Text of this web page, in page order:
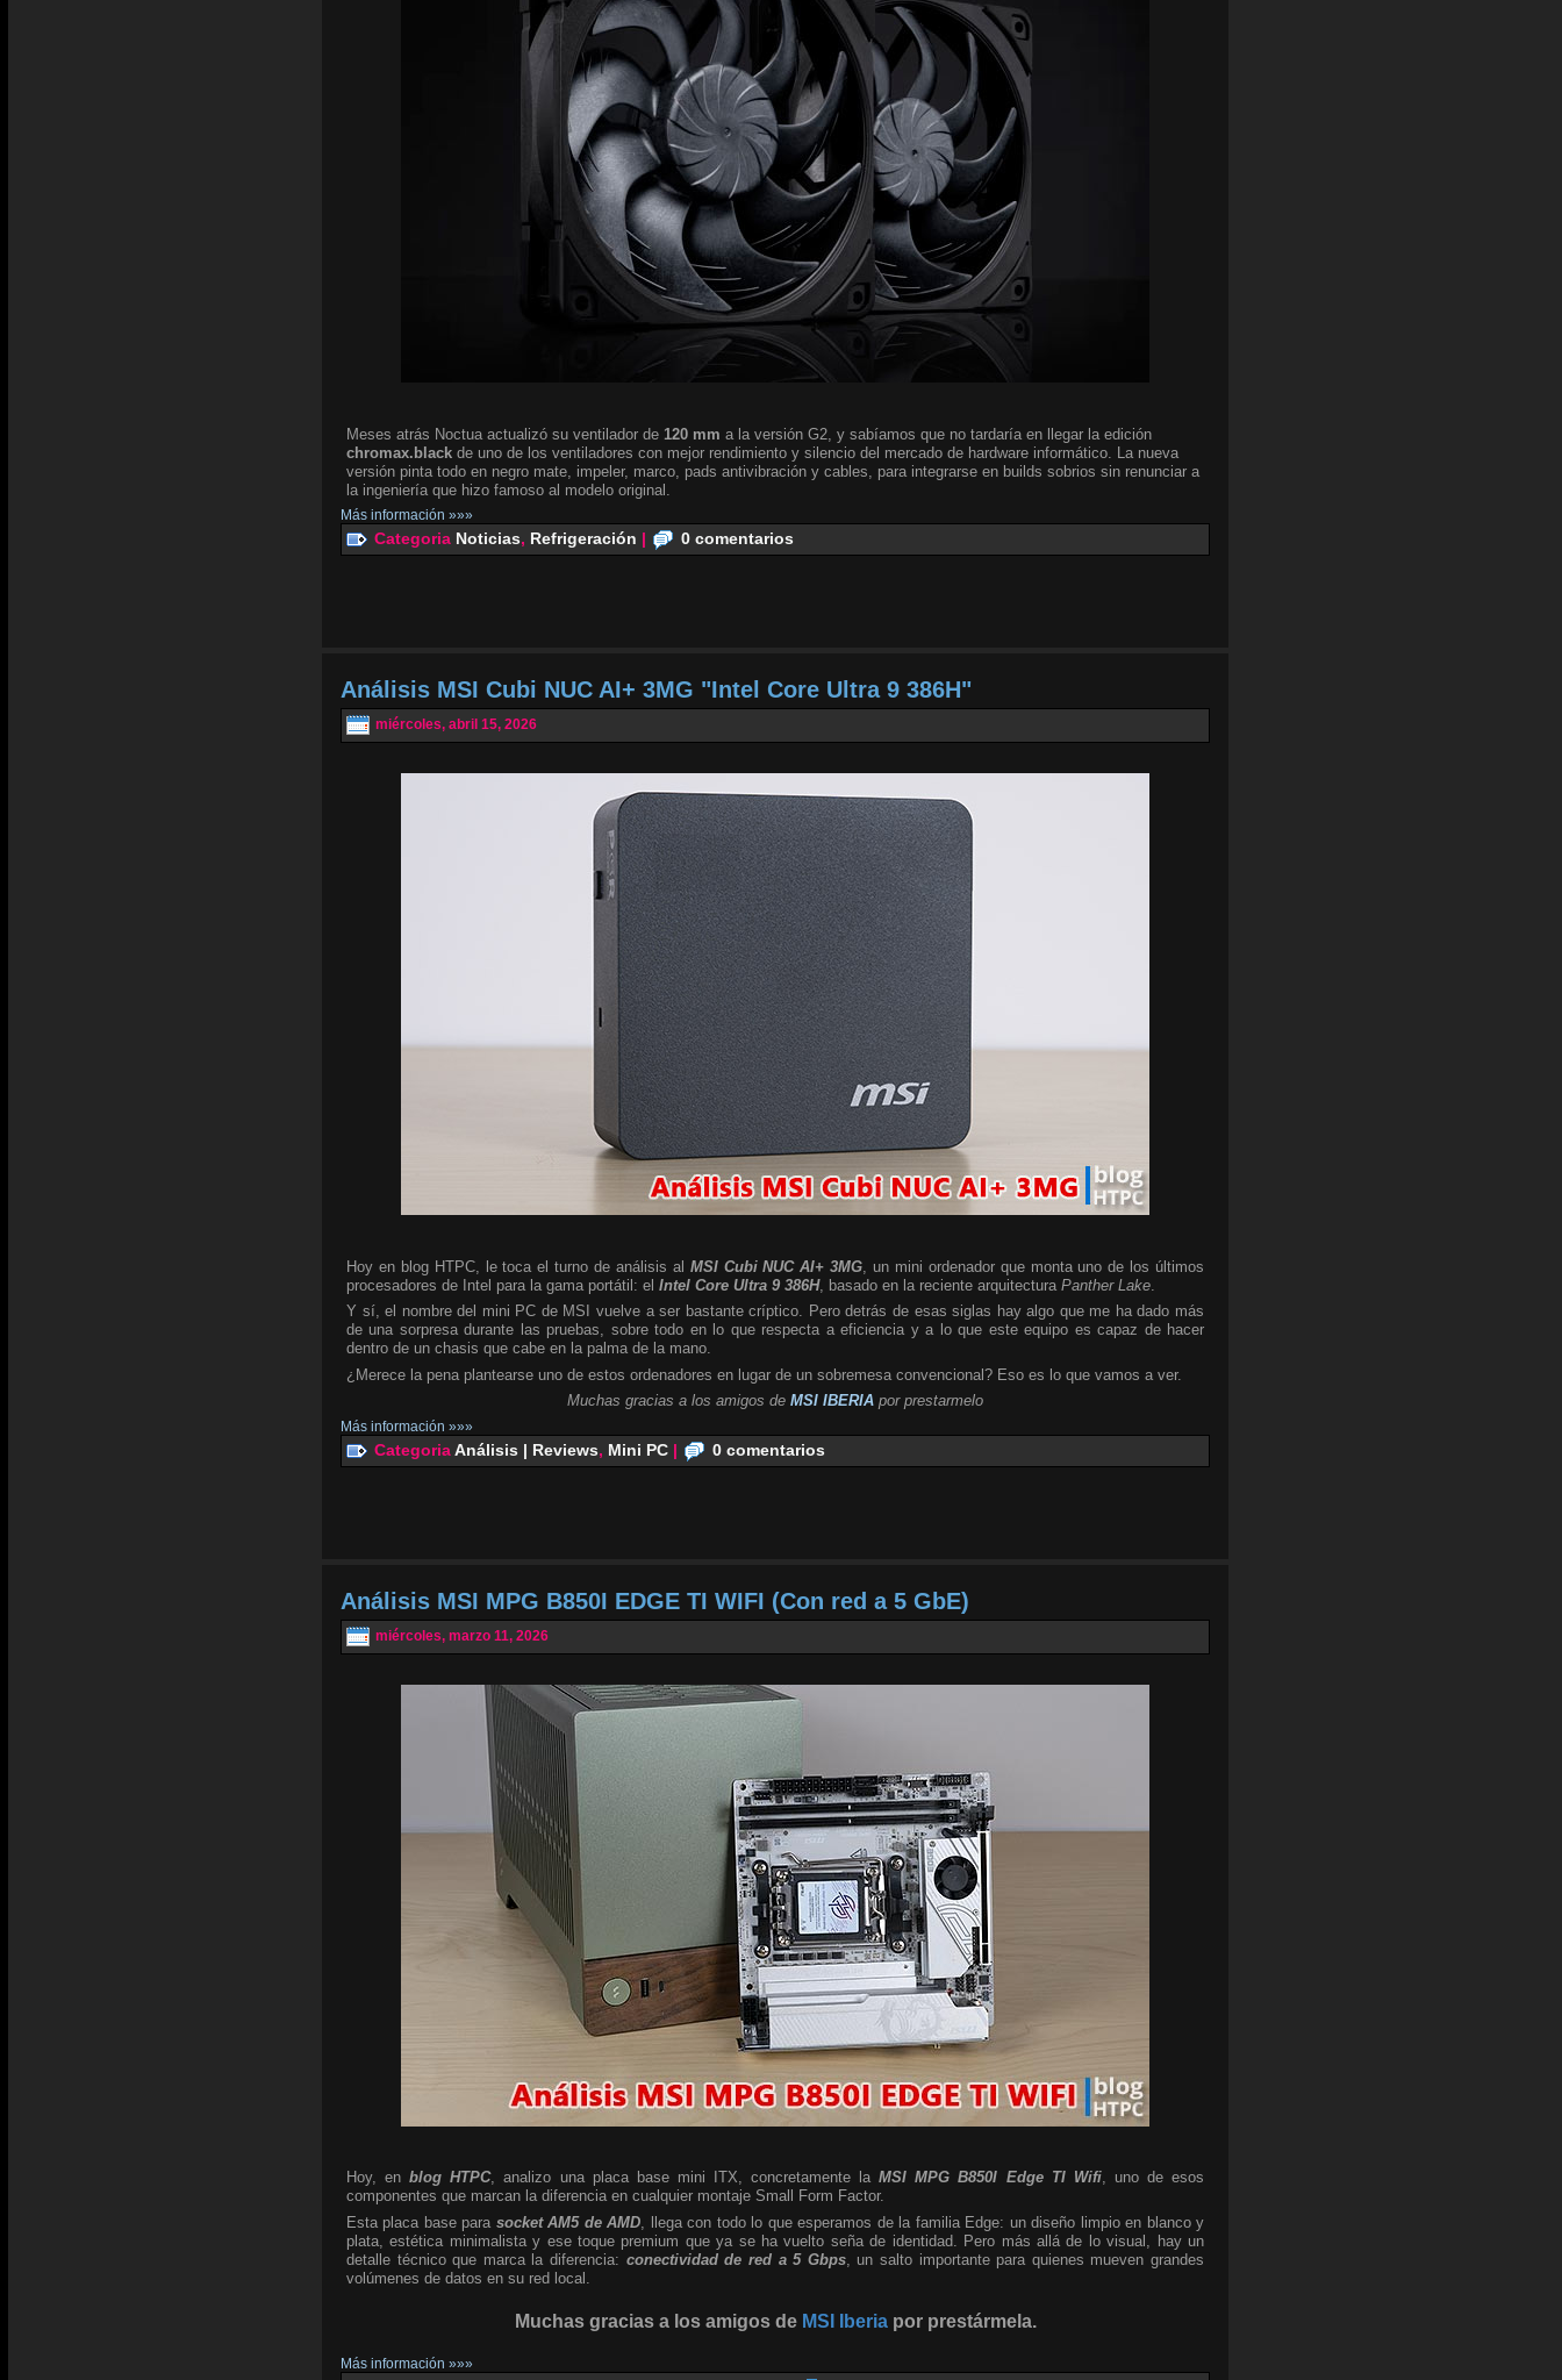
Meses atrás Noctua actualizó su ventilador de 120 mm a la versión G2, y sabíamos que no tardaría en llegar la edición
chromax.black de uno de los ventiladores con mejor rendimiento y silencio del mercado de hardware informático. La nueva
versión pinta todo en negro mate, impeler, marco, pads antivibración y cables, para integrarse en builds sobrios sin renunciar a
la ingeniería que hizo famoso al modelo original.
Más información »»»
Categoria Noticias, Refrigeración | 0 comentarios
Análisis MSI Cubi NUC AI+ 3MG "Intel Core Ultra 9 386H"
miércoles, abril 15, 2026
Hoy en blog HTPC, le toca el turno de análisis al MSI Cubi NUC AI+ 3MG , un mini ordenador que monta uno de los últimos
procesadores de Intel para la gama portátil: el Intel Core Ultra 9 386H, basado en la reciente arquitectura Panther Lake
Y sí, el nombre del mini PC de MSI vuelve a ser bastante críptico. Pero detrás de esas siglas hay algo que me ha dado más
de una sorpresa durante las pruebas, sobre todo en lo que respecta a eficiencia y a lo que este equipo es capaz de hacer
dentro de un chasis que cabe en la palma de la mano.
¿Merece la pena plantearse uno de estos ordenadores en lugar de un sobremesa convencional? Eso es lo que vamos a ver.
Muchas gracias a los amigos de MSI IBERIA por prestarmelo
Más información »»»
CategoriaAnálisis | Reviews, Mini PC | 0 comentarios
Análisis MSI MPG B850I EDGE TI WIFI (Con red a 5 GbE)
miércoles, marzo 11, 2026
Hoy, enblog HTPC, analizo una placa base mini ITX, concretamente laMSI MPG B850I Edge TI Wifi, uno de esos
componentes que marcan la diferencia en cualquier montaje Small Form Factor.
Esta placa base para socket AM5 de AMD , llega con todo lo que esperamos de la familia Edge: un diseño limpio en blanco y
plata, estética minimalista y ese toque premium que ya se ha vuelto seña de identidad. Pero más allá de lo visual, hay un
detalle técnico que marca la diferencia: conectividad de red a 5 Gbps, un salto importante para quienes mueven grandes
volúmenes de datos en su red local.
Muchas gracias a los amigos de MSI Iberiapor prestármela.
Más información »»»